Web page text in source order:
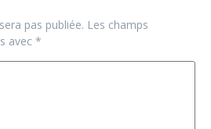
pas publiée. Les champs
avec *